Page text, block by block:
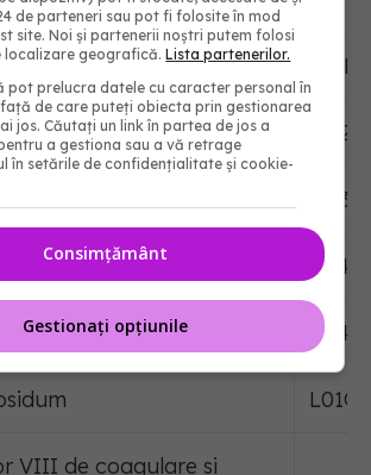
VIII de coagulare si
de parteneri sau pot fi folosite în mod
site. Noi și partenerii noștri putem folosi
localizare geografică.Lista partenerilor.
pot prelucra datele cu caracter personal în
de care puteți obiecta prin gestionarea
jos. Căutați un link în partea de jos a
a gestiona sau a vă retrage
în setările de confidențialitate și cookie-
Consimțământ
Gestionați opțiunile